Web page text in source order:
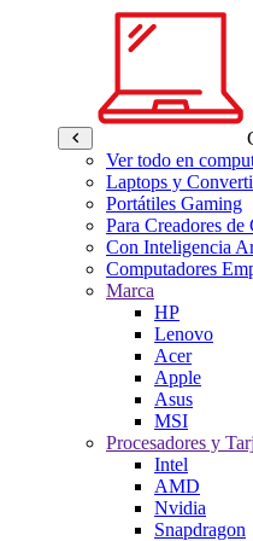
Ver todo en
Laptops y
Portátiles Gaming
Para Creadores de
Con Inteligencia
Computadores
Marca
HP
Lenovo
Acer
Apple
Asus
MSI
Procesadores y
Intel
AMD
Nvidia
Snapdragon